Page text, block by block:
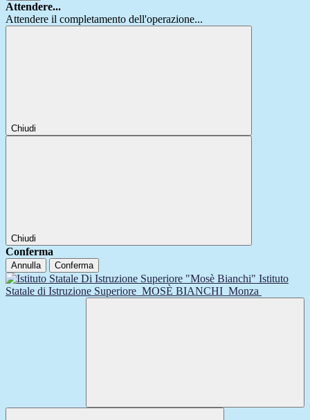
Attendere...
Attendere il completamento dell'operazione...
Chiudi
Chiudi
Conferma
Annulla Conferma
Istituto
Statale di Istruzione Superiore MOSÈ BIANCHI Monza